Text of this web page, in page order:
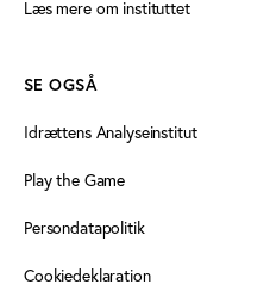
Læs mere om instituttet
SE OGSÅ
Idrættens Analyseinstitut
Play the Game
Persondatapolitik
Cookiedeklaration